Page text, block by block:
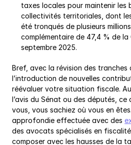
taxes locales pour maintenir les
collectivités territoriales, dont
été tronqués de plusieurs
complémentaire de 47,4 % de la
septembre 2025.
Bref, avec la révision des tranches
l’introduction de nouvelles
réévaluer votre situation fiscale.
l’avis du Sénat ou des députés, ce
vous, vous sachiez où vous en
approfondie effectuée avec des
des avocats spécialisés en
composer avec les hausses de la